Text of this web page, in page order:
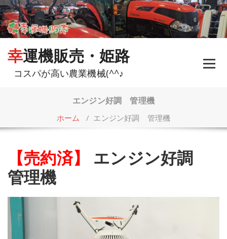
コ
ン
テ
ン
幸運機販売・姫路
コスパが高い農業機械(^^♪
エンジン好調 管理機
ホーム / エンジン好調 管理機
【売約済】
エンジン好調
管理機